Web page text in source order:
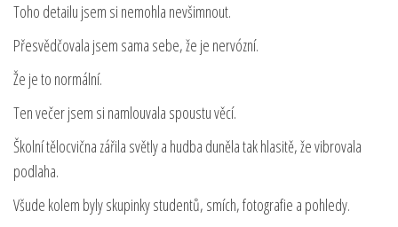
Toho detailu jsem si nemohla nevšimnout.
Přesvědčovala jsem sama sebe, že je nervózní.
Že je to normální.
Ten večer jsem si namlouvala spoustu věcí.
Školní tělocvična zářila světly a hudba duněla tak hlasitě, že vibrovala
podlaha.
Všude kolem byly skupinky studentů, smích, fotografie a pohledy.